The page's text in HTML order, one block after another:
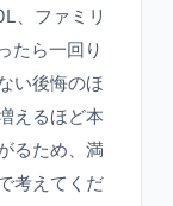
、ファミリ
たら一回り
い後悔のほ
えるほど本
るため、満
考えてくだ